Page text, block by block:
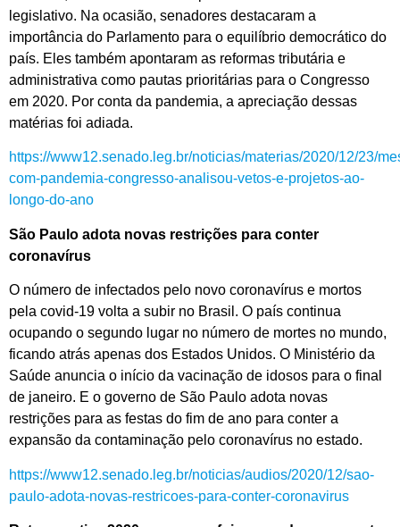
legislativo. Na ocasião, senadores destacaram a
importância do Parlamento para o equilíbrio democrático do
país. Eles também apontaram as reformas tributária e
administrativa como pautas prioritárias para o Congresso
em 2020. Por conta da pandemia, a apreciação dessas
matérias foi adiada.
https://www12.senado.leg.br/noticias/materias/2020/12/23/
com-pandemia-congresso-analisou-vetos-e-projetos-ao-
longo-do-ano
São Paulo adota novas restrições para conter
coronavírus
O número de infectados pelo novo coronavírus e mortos
pela covid-19 volta a subir no Brasil. O país continua
ocupando o segundo lugar no número de mortes no mundo,
ficando atrás apenas dos Estados Unidos. O Ministério da
Saúde anuncia o início da vacinação de idosos para o final
de janeiro. E o governo de São Paulo adota novas
restrições para as festas do fim de ano para conter a
expansão da contaminação pelo coronavírus no estado.
https://www12.senado.leg.br/noticias/audios/2020/12/sao-
paulo-adota-novas-restricoes-para-conter-coronavirus